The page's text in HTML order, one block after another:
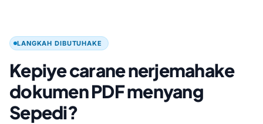
LANGKAH DIBUTUHAKE
Kepiye carane nerjemahake
dokumen PDF menyang
Sepedi?